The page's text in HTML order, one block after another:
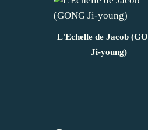
L'Echelle de Jacob
Ji-young)